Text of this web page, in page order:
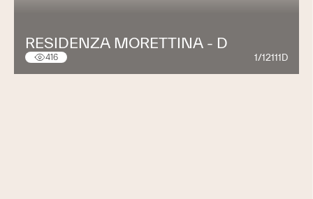
RESIDENZA MORETTINA - D
416 1/12111D